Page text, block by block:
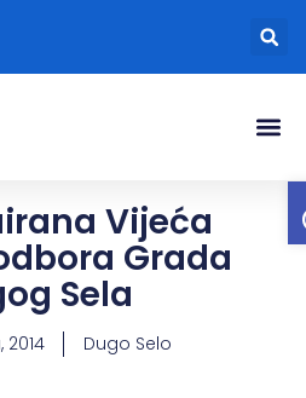
Vijeća
Grada
Sela
Dugo Selo